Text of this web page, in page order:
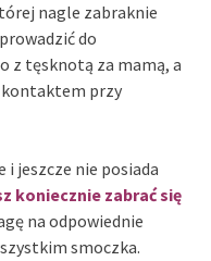
nagle zabraknie
do
z tęsknotą za mamą, a
kontaktem przy
jeszcze nie posiada
koniecznie zabrać się
na odpowiednie
smoczka.